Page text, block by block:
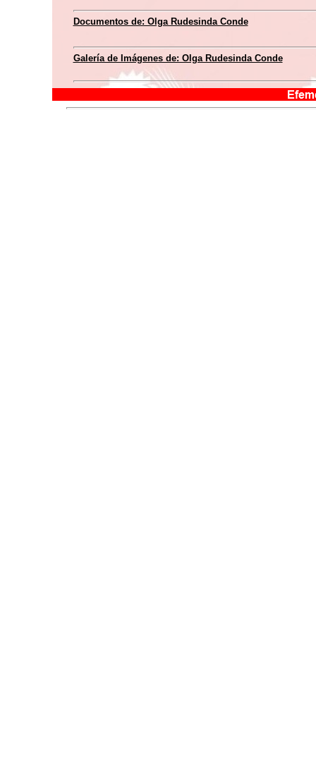
Documentos de: Olga Rudesinda Conde
Galería de Imágenes de: Olga Rudesinda Conde